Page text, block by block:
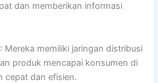
dan memberikan informasi
: Mereka memiliki jaringan distribusi
produk mencapai konsumen di
cepat dan efisien.